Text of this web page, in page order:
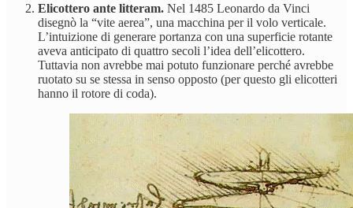
Elicottero ante litteram. Nel 1485 Leonardo da Vinci
disegnò la “vite aerea”, una macchina per il volo verticale.
L’intuizione di generare portanza con una superficie rotante
aveva anticipato di quattro secoli l’idea dell’elicottero.
Tuttavia non avrebbe mai potuto funzionare perché avrebbe
ruotato su se stessa in senso opposto (per questo gli elicotteri
hanno il rotore di coda).